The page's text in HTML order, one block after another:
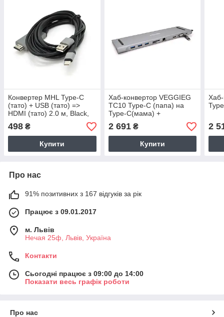
Конвертер MHL Type-C
(тато) + USB (тато) =>
HDMI (тато) 2.0 м, Black,
4K/2K, BOX
498 ₴
Купити
Хаб-конвертор VEGGIEG
TC10 Type-C (папа) на
Type-C(мама) +
USB3.0*3(мама) +
HDMI(мама) + VGA(мама)
+
2 691₴
Купити
Хаб-
2
Про нас
91% позитивних з 167 відгуків за рік
Працює з 09.01.2017
м. Львів
Нечая 25ф, Львів, Україна
Контакти
Сьогодні працює з 09:00 до 14:00
Показати весь графік роботи
Про нас